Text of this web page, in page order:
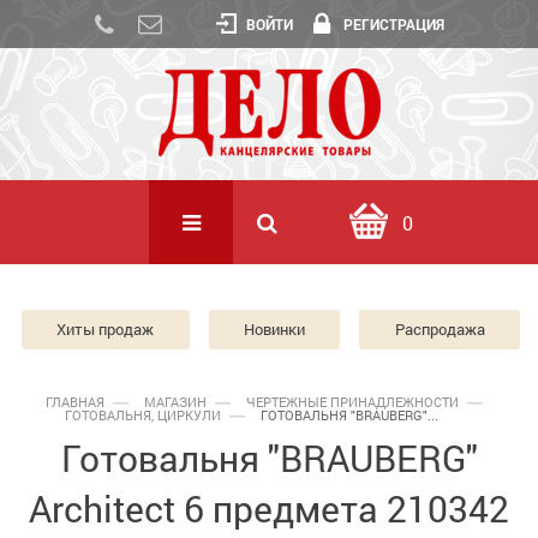
ВОЙТИ РЕГИСТРАЦИЯ
0
Хиты продаж Новинки Распродажа
ГЛАВНАЯ МАГАЗИН ЧЕРТЕЖНЫЕ ПРИНАДЛЕЖНОСТИ
ГОТОВАЛЬНЯ, ЦИРКУЛИ ГОТОВАЛЬНЯ "BRAUBERG"...
Готовальня "BRAUBERG"
Architect 6 предмета 210342